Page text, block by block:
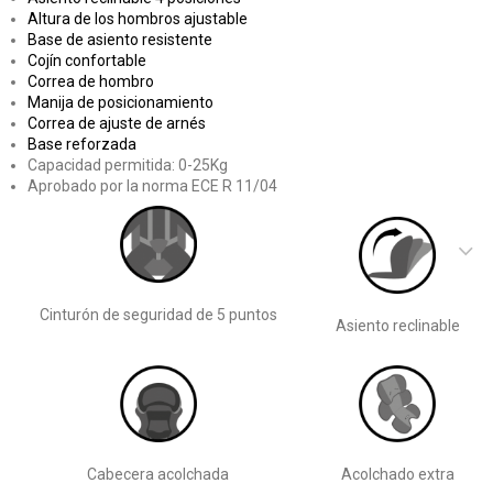
Altura de los hombros ajustable
Base de asiento resistente
Cojín confortable
Correa de hombro
Manija de posicionamiento
Correa de ajuste de arnés
Base reforzada
Capacidad permitida: 0-25Kg
Aprobado por la norma ECE R 11/04
Cinturón de seguridad de 5 puntos
Asiento reclinable
Cabecera acolchada
Acolchado extra